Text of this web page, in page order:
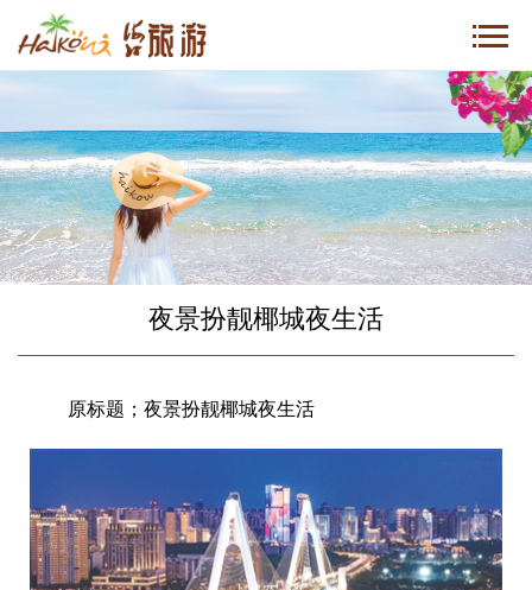
夜景扮靓椰城夜生活
原标题；夜景扮靓椰城夜生活